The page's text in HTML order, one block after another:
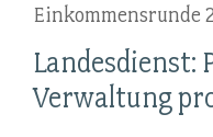
Einkommensrunde
Landesdienst:
Verwaltung